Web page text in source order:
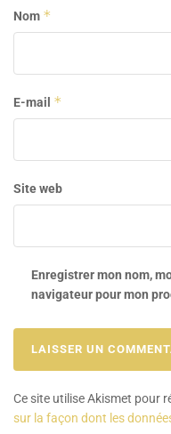
Nom *
E-mail *
Site web
Enregistrer mon nom,
navigateur pour mon
Ce site utilise Akismet pour
sur la façon dont les